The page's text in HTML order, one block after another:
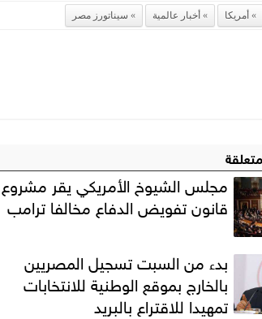
أمريكا أخبار عالمية سيناتورز مصر
مجلس الشيوخ الأمريكي يقر مشروع
قانون تفويض الدفاع مخالفا ترامب
بدء من السبت تسجيل المصريين
بالخارج بموقع الوطنية للانتخابات
تمهيدا للاقتراع بالبريد